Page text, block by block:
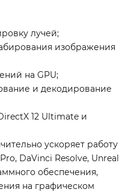
лучей;
изображения
на GPU;
и декодирование
12 Ultimate и
ускоряет работу
DaVinci Resolve, Unreal
обеспечения,
на графическом